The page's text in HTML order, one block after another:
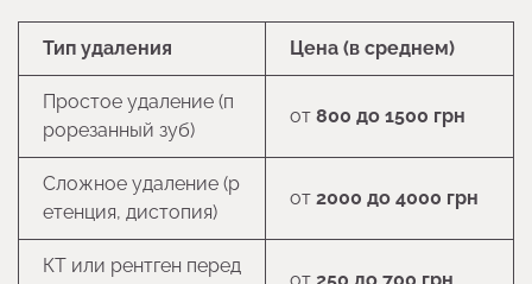
Тип удаления Цена (в среднем)
Простое удаление (п
рорезанный зуб)
от 800 до 1500 грн
Сложное удаление (р
етенция, дистопия)
от 2000 до 4000 грн
КТ или рентген перед